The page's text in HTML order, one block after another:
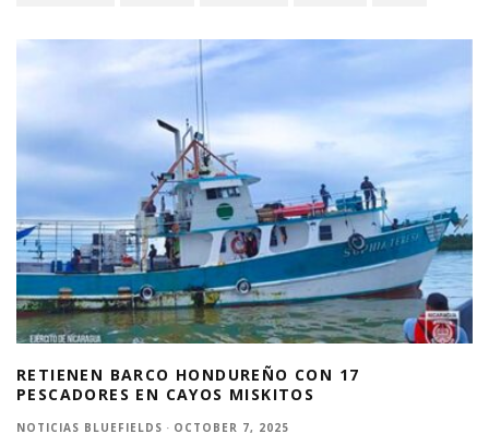
RETIENEN BARCO HONDUREÑO CON 17
PESCADORES EN CAYOS MISKITOS
NOTICIAS BLUEFIELDS · OCTOBER 7, 2025